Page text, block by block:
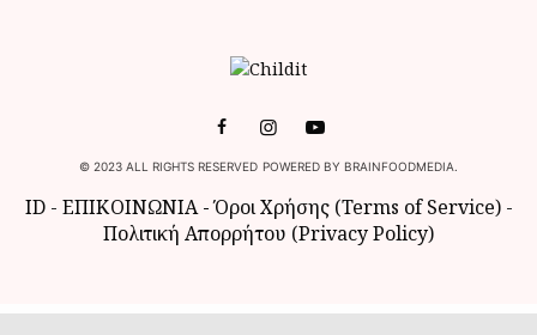
© 2023 ALL RIGHTS RESERVED POWERED BY BRAINFOODMEDIA.
ID- ΕΠΙΚΟΙΝΩΝΙΑ-Όροι Χρήσης (Terms of Service)-
Πολιτική Απορρήτου (Privacy Policy)